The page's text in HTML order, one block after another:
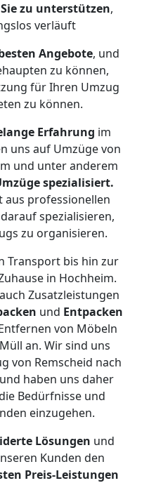
Sie zu unterstützen,
verläuft
Angebote, und
zu können,
für Ihren Umzug
zu können.
Erfahrung im
uns auf Umzüge von
und unter anderem
spezialisiert.
aus professionellen
spezialisieren,
zu organisieren.
Transport bis hin zur
in Hochheim.
Zusatzleistungen
und Entpacken
von Möbeln
an. Wir sind uns
von Remscheid nach
haben uns daher
Bedürfnisse und
einzugehen.
Lösungen und
Kunden den
Preis-Leistungen